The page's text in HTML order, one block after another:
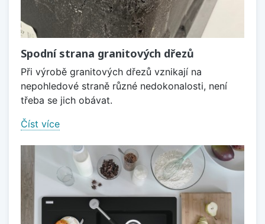
Spodní strana granitových dřezů
Při výrobě granitových dřezů vznikají na
nepohledové straně různé nedokonalosti, není
třeba se jich obávat.
Číst více